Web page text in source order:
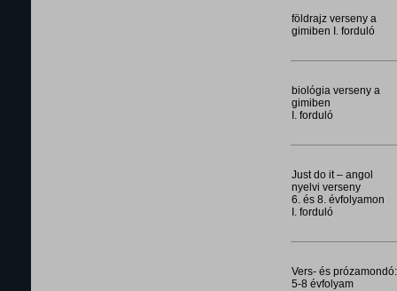
földrajz verseny a
gimiben I. forduló
biológia verseny a
gimiben
I. forduló
Just do it – angol
nyelvi verseny
6. és 8. évfolyamon
I. forduló
Vers- és prózamondó:
5-8 évfolyam